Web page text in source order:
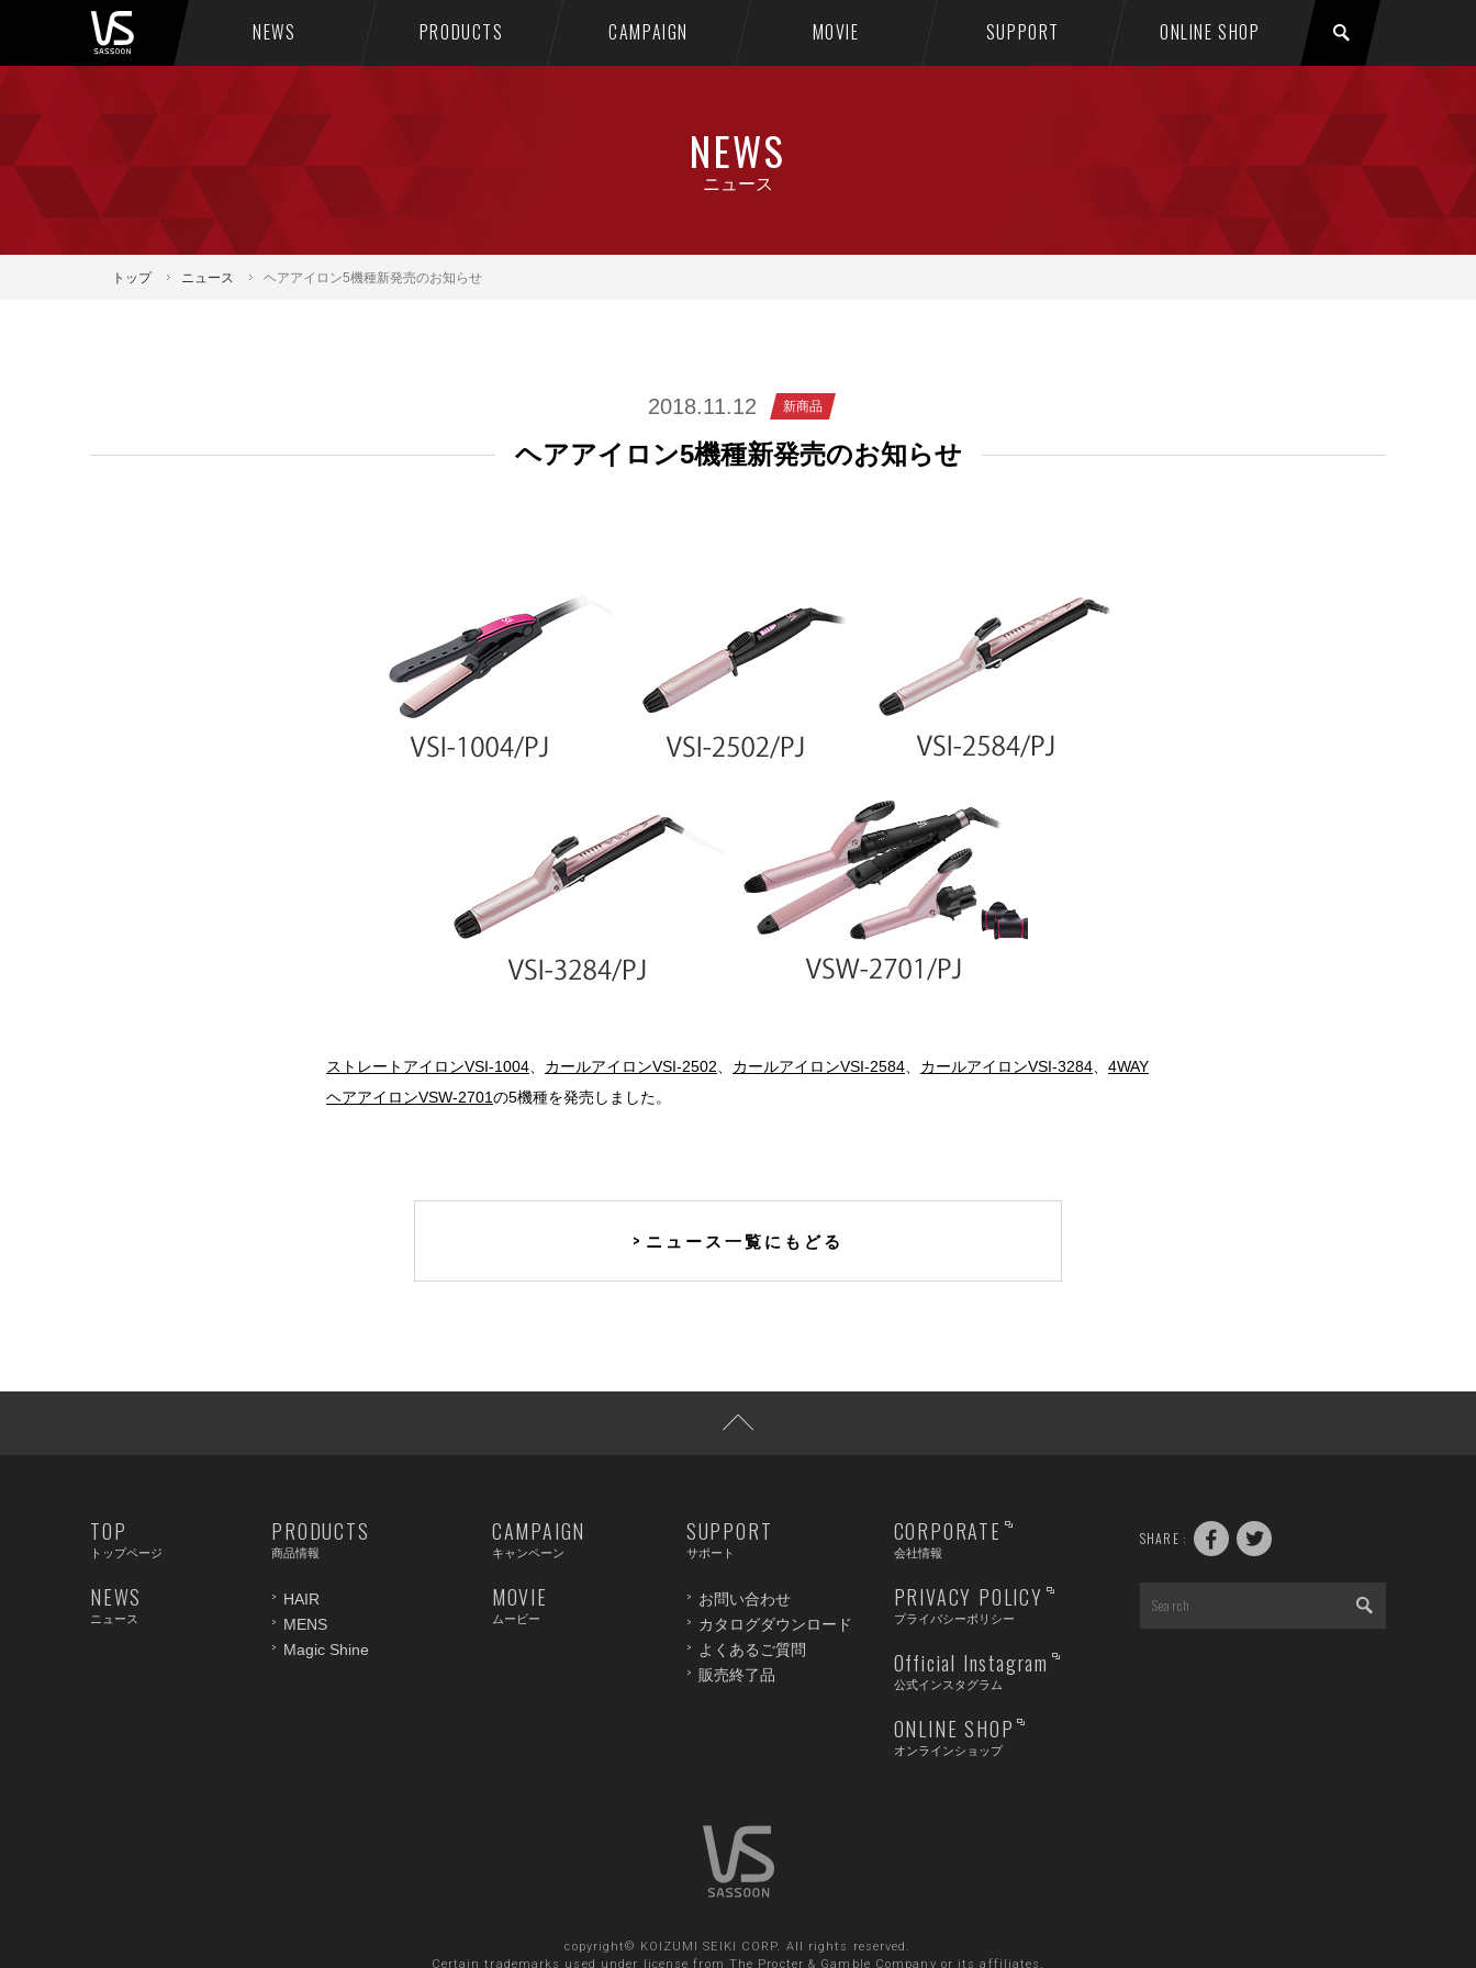
NEWS PRODUCTS CAMPAIGN MOVIE SUPPORT ONLINE SHOP
NEWS
ニュース
トップ ニュース ヘアアイロン5機種新発売のお知らせ
2018.11.12 新商品
ヘアアイロン5機種新発売のお知らせ
ストレートアイロンVSI-1004 カールアイロンVSI-2502 カールアイロンVSI-2584 カールアイロンVSI-3284
4WAY
ヘアアイロンVSW-2701の5機種を発売しました。
ニュース一覧にもどる
TOP
トップページ
NEWS
ニュース
PRODUCTS
商品情報
HAIR
MENS
Magic Shine
CAMPAIGN
キャンペーン
MOVIE
ムービー
SUPPORT
サポート
お問い合わせ
カタログダウンロード
よくあるご質問
販売終了品
CORPORATE
会社情報
PRIVACY POLICY
プライバシーポリシー
Official Instagram
公式インスタグラム
ONLINE SHOP
オンラインショップ
SHARE :
copyright© KOIZUMI SEIKI CORP. All rights reserved.
Certain trademarks used under license from The Procter & Gamble Company or its affiliates.